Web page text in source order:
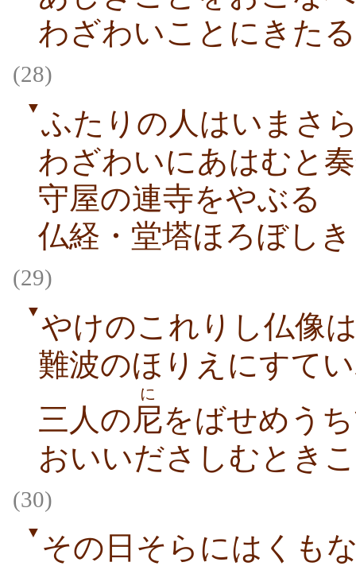
わざわいことにきた
(28)
▼ふたりの人はいまさ
わざわいにあはむと
守屋の連寺をやぶる
仏経・堂塔ほろぼしき
(29)
▼やけのこれりし仏像
難波のほりえにすて
三人の尼
に
をばせめう
おいいださしむとき
(30)
▼ その日そらにはくも